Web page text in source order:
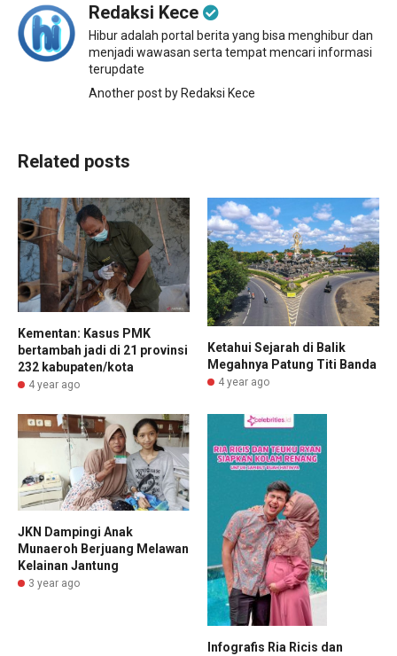
Redaksi Kece
Hibur adalah portal berita yang bisa menghibur dan
menjadi wawasan serta tempat mencari informasi
terupdate
Another post by Redaksi Kece
Related posts
Kementan: Kasus PMK
bertambah jadi di 21 provinsi
232 kabupaten/kota
4 year ago
Ketahui Sejarah di Balik
Megahnya Patung Titi Banda
4 year ago
JKN Dampingi Anak
Munaeroh Berjuang Melawan
Kelainan Jantung
3 year ago
Infografis Ria Ricis dan